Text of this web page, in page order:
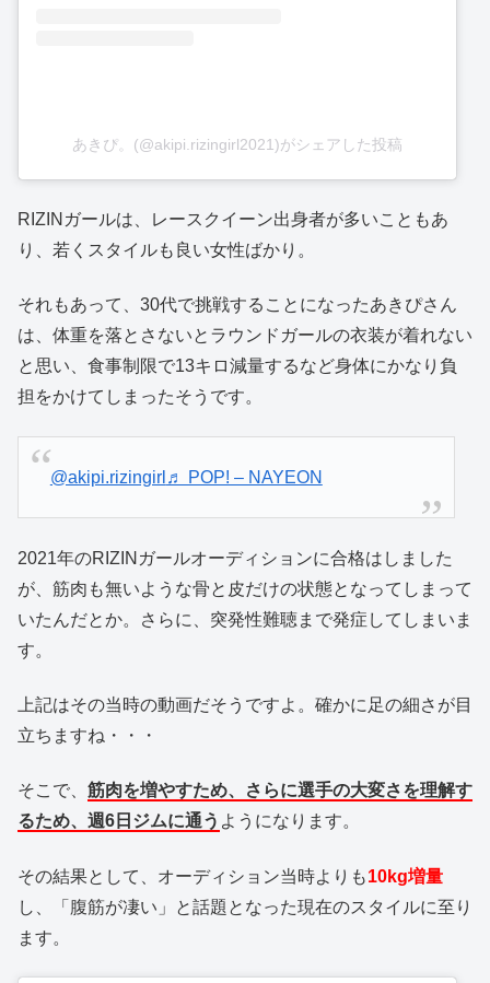
あきぴ。(@akipi.rizingirl2021)がシェアした投稿
RIZINガールは、レースクイーン出身者が多いこともあ
り、若くスタイルも良い女性ばかり。
それもあって、30代で挑戦することになったあきぴさん
は、体重を落とさないとラウンドガールの衣装が着れない
と思い、食事制限で13キロ減量するなど身体にかなり負
担をかけてしまったそうです。
@akipi.rizingirl ♬ POP! – NAYEON
2021年のRIZINガールオーディションに合格はしました
が、筋肉も無いような骨と皮だけの状態となってしまって
いたんだとか。さらに、突発性難聴まで発症してしまいま
す。
上記はその当時の動画だそうですよ。確かに足の細さが目
立ちますね・・・
そこで、 筋肉を増やすため、さらに選手の大変さを理解す
るため、週6日ジムに通う ようになります。
その結果として、オーディション当時よりも10kg増量
し、「腹筋が凄い」と話題となった現在のスタイルに至り
ます。